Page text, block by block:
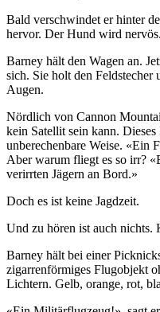
Bald verschwindet er hinter
hervor. Der Hund wird nervös.
Barney hält den Wagen an.
sich. Sie holt den Feldstecher
Augen.
Nördlich von Cannon
kein Satellit sein kann.
unberechenbare Weise. «Ein
Aber warum fliegt es so irr?
verirrten Jägern an Bord.»
Doch es ist keine Jagdzeit.
Und zu hören ist auch
Barney hält bei einer
zigarrenförmiges Flugobjekt
Lichtern. Gelb, orange, rot,